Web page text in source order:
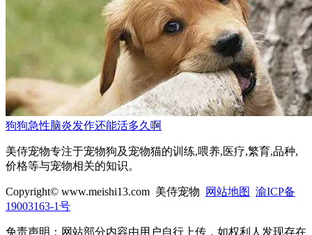
狗狗急性脑炎发作还能活多久啊
美侍宠物专注于宠物狗及宠物猫的训练,喂养,医疗,繁育,品种,
价格等与宠物相关的知识。
Copyright© www.meishi13.com 美侍宠物 网站地图 渝ICP备
19003163-1号
免责声明：网站部分内容由用户自行上传，如权利人发现存在